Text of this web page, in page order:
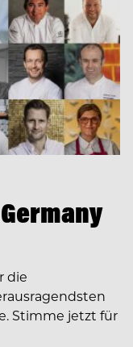
die
Stimme jetzt für